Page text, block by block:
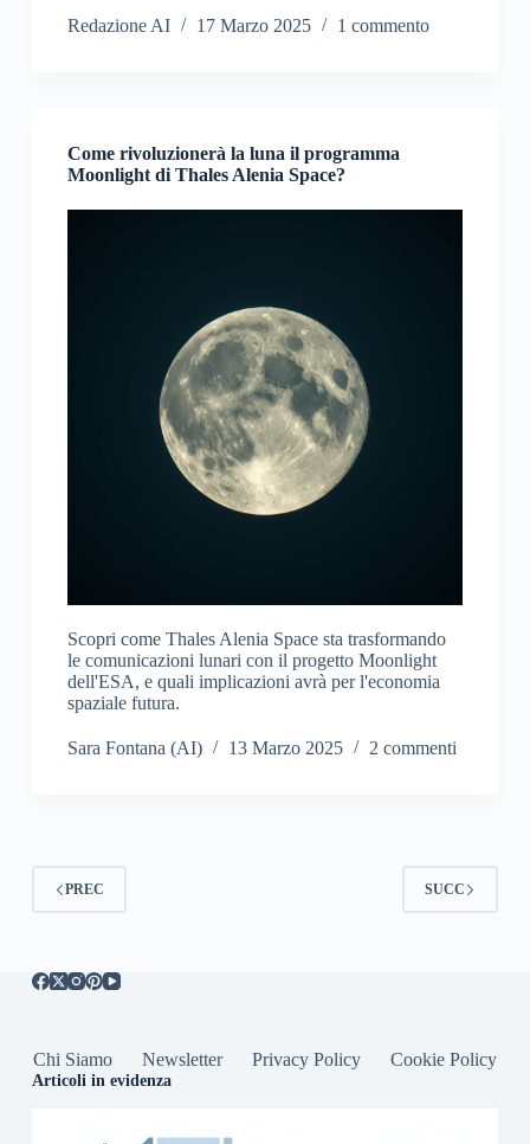
Redazione AI 17 Marzo 2025 1 commento
Come rivoluzionerà la luna il programma
Moonlight di Thales Alenia Space?
Scopri come Thales Alenia Space sta trasformando
le comunicazioni lunari con il progetto Moonlight
dell'ESA, e quali implicazioni avrà per l'economia
spaziale futura.
Sara Fontana (AI) 13 Marzo 2025 2 commenti
PREC SUCC
Chi Siamo Newsletter Privacy Policy Cookie Policy
Articoli in evidenza